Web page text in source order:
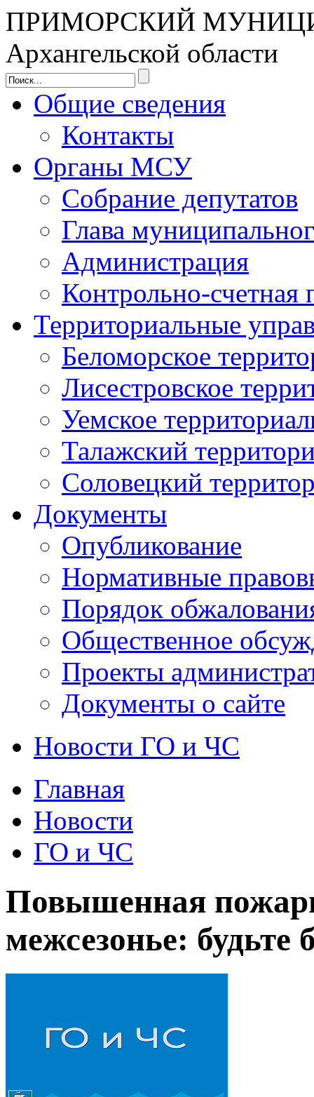
ПРИМОРСКИЙ
Архангельской области
Общие сведения
Контакты
Органы МСУ
Собрание депутатов
Глава
Администрация
Контрольно-счетная
Территориальные
Беломорское
Лисестровское
Уемское
Талажский
Соловецкий
Документы
Опубликование
Нормативные
Порядок
Общественное
Проекты
Документы о сайте
Новости ГО и ЧС
Главная
Новости
ГО и ЧС
Повышенная
межсезонье: будьте